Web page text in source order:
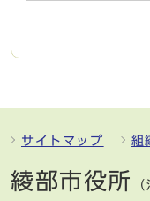
サイトマップ 組
綾部市役所